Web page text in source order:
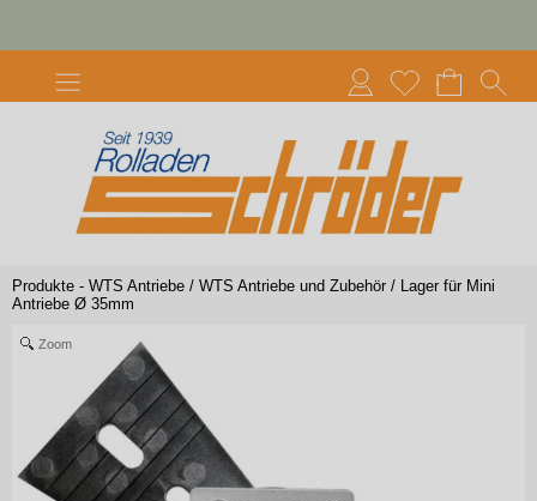
Produkte - WTS Antriebe / WTS Antriebe und Zubehör / Lager für Mini
Antriebe Ø 35mm
Zoom